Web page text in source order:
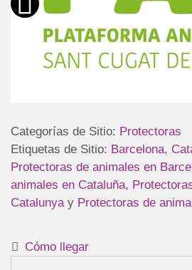
Categorías de Sitio: Protectoras
Etiquetas de Sitio: Barcelona,
Protectoras de animales en
animales en Cataluña,
Catalunya y Protectoras de
Cómo llegar